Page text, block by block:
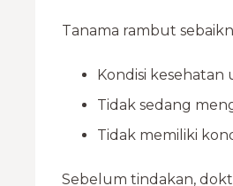
Tanama rambut
Kondisi kesehatan
Tidak sedang
Tidak memiliki
Sebelum tindakan,